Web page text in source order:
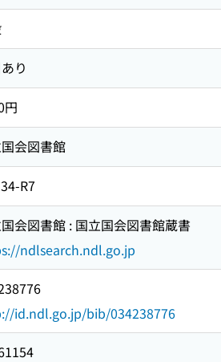
り
円
会図書館
R7
会図書館 : 国立国会図書館蔵書
ndlsearch.ndl.go.jp
id.ndl.go.jp/bib/034238776